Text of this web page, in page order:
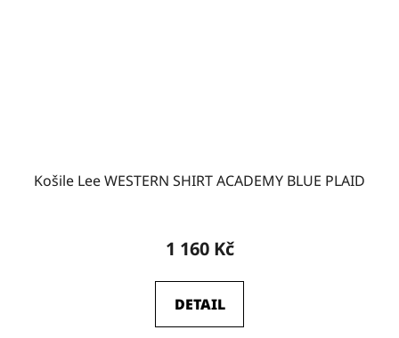
Košile Lee WESTERN SHIRT ACADEMY BLUE PLAID
1 160 Kč
DETAIL